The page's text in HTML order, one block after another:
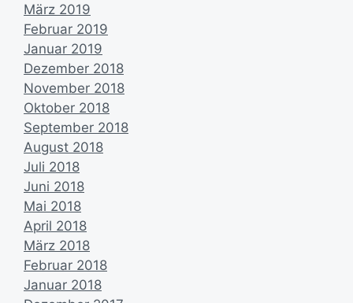
März 2019
Februar 2019
Januar 2019
Dezember 2018
November 2018
Oktober 2018
September 2018
August 2018
Juli 2018
Juni 2018
Mai 2018
April 2018
März 2018
Februar 2018
Januar 2018